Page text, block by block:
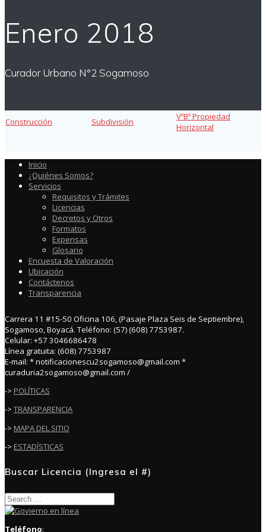
Enero 2018
Curador Urbano N°2 Sogamoso
Construcción Subdivisión
VºBº Propiedad
Horizontal
Inicio
¿Quiénes Somos?
Servicios
Requisitos y Trámites
Licencias
Decretos y Otros
Formatos
Expensas
Glosario
Encuesta de Valoración
Ubicación
Contáctenos
Transparencia
Carrera 11 #15-50 Oficina 106, (Pasaje Plaza Seis de Septiembre),
Sogamoso, Boyacá. Teléfono: (57) (608) 7753987.
Celular: +57 3046686478
Línea gratuita: (608) 7753987
E-mail: * notificacionescu2sogamoso@gmail.com *
curaduria2sogamoso@gmail.com /
-> POLÍTICAS
-> TRANSPARENCIA
-> MAPA DEL SITIO
-> ESTADÍSTICAS
Buscar Licencia (Ingresa el #)
Search
for:
Teléfono: